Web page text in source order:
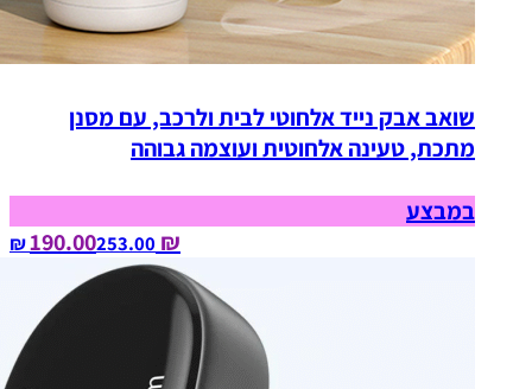
שואב אבק נייד אלחוטי לבית ולרכב, עם מסנן
מתכת, טעינה אלחוטית ועוצמה גבוהה
במבצע
₪ 190.00
253.00‏ ₪